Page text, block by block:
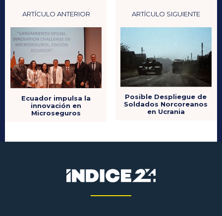
ARTÍCULO ANTERIOR
Ecuador impulsa la
innovación en
Microseguros
ARTÍCULO SIGUIENTE
Posible Despliegue de
Soldados Norcoreanos
en Ucrania